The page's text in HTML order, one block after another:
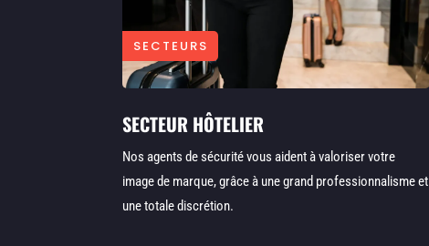
SECTEURS
SECTEUR HÔTELIER
Nos agents de sécurité vous aident à valoriser votre
image de marque, grâce à une grand professionnalisme et
une totale discrétion.